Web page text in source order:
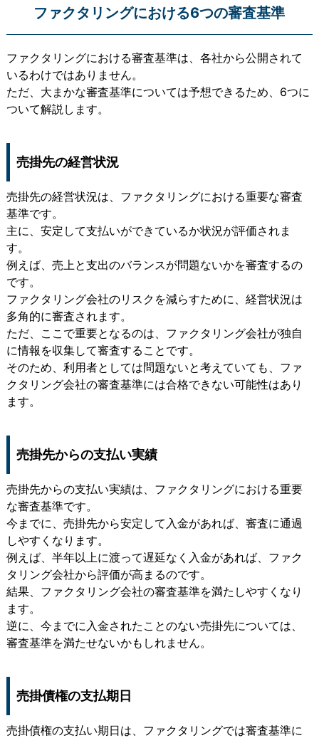
ファクタリングにおける6つの審査基準
ファクタリングにおける審査基準は、各社から公開されて
いるわけではありません。
ただ、大まかな審査基準については予想できるため、6つに
ついて解説します。
売掛先の経営状況
売掛先の経営状況は、ファクタリングにおける重要な審査
基準です。
主に、安定して支払いができているか状況が評価されま
す。
例えば、売上と支出のバランスが問題ないかを審査するの
です。
ファクタリング会社のリスクを減らすために、経営状況は
多角的に審査されます。
ただ、ここで重要となるのは、ファクタリング会社が独自
に情報を収集して審査することです。
そのため、利用者としては問題ないと考えていても、ファ
クタリング会社の審査基準には合格できない可能性はあり
ます。
売掛先からの支払い実績
売掛先からの支払い実績は、ファクタリングにおける重要
な審査基準です。
今までに、売掛先から安定して入金があれば、審査に通過
しやすくなります。
例えば、半年以上に渡って遅延なく入金があれば、ファク
タリング会社から評価が高まるのです。
結果、ファクタリング会社の審査基準を満たしやすくなり
ます。
逆に、今までに入金されたことのない売掛先については、
審査基準を満たせないかもしれません。
売掛債権の支払期日
売掛債権の支払い期日は、ファクタリングでは審査基準に